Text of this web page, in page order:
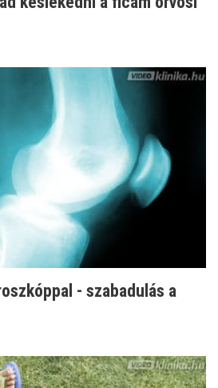
- szabadulás a